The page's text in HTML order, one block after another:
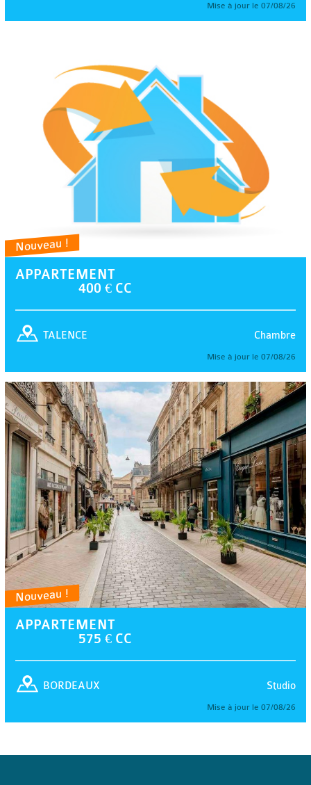
Mise à jour le 07/08/26
Nouveau !
APPARTEMENT
400 € CC
Chambre
TALENCE
Mise à jour le 07/08/26
Nouveau !
APPARTEMENT
575 € CC
Studio
BORDEAUX
Mise à jour le 07/08/26